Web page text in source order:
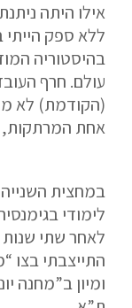
אילו היתה
ללא ספק
בהיסטוריה
עולם. חרף
(הקודמת) לא
אחת המרתקות,
לימודי
התייצבתי בצו
ומיון ב”מחנה